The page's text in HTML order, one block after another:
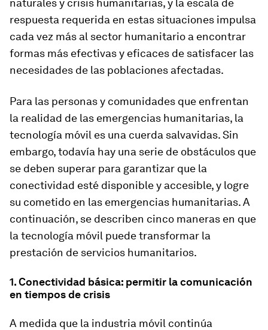
naturales y crisis humanitarias, y la escala de
respuesta requerida en estas situaciones impulsa
cada vez más al sector humanitario a encontrar
formas más efectivas y eficaces de satisfacer las
necesidades de las poblaciones afectadas.
Para las personas y comunidades que enfrentan
la realidad de las emergencias humanitarias, la
tecnología móvil es una cuerda salvavidas. Sin
embargo, todavía hay una serie de obstáculos que
se deben superar para garantizar que la
conectividad esté disponible y accesible, y logre
su cometido en las emergencias humanitarias. A
continuación, se describen cinco maneras en que
la tecnología móvil puede transformar la
prestación de servicios humanitarios.
1. Conectividad básica: permitir la comunicación
en tiempos de crisis
A medida que la industria móvil continúa